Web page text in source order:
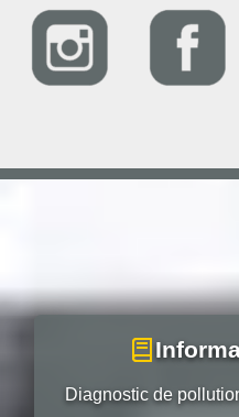
Diagnostic de